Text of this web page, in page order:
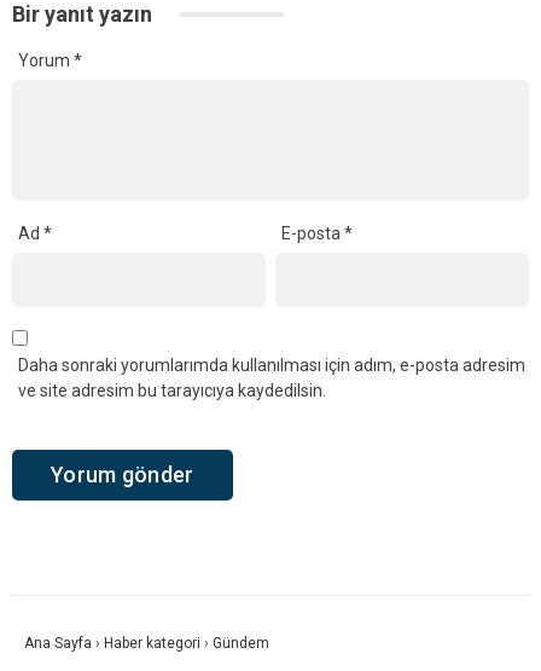
Bir yanıt yazın
Yorum *
Ad * E-posta*
Daha sonraki yorumlarımda kullanılması için adım, e-posta adresim
ve site adresim bu tarayıcıya kaydedilsin.
Ana Sayfa › Haber kategori › Gündem